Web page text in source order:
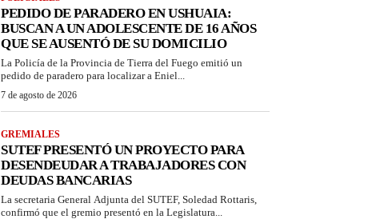
PEDIDO DE PARADERO EN USHUAIA:
BUSCAN A UN ADOLESCENTE DE 16 AÑOS
QUE SE AUSENTÓ DE SU DOMICILIO
La Policía de la Provincia de Tierra del Fuego emitió un
pedido de paradero para localizar a Eniel...
7 de agosto de 2026
GREMIALES
SUTEF PRESENTÓ UN PROYECTO PARA
DESENDEUDAR A TRABAJADORES CON
DEUDAS BANCARIAS
La secretaria General Adjunta del SUTEF, Soledad Rottaris,
confirmó que el gremio presentó en la Legislatura...